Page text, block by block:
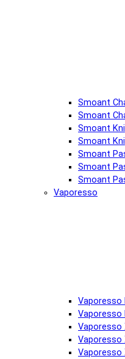
Smoant
Smoant
Smoant
Smoant
Smoant
Smoant
Smoant
Vaporesso
Vaporesso
Vaporesso
Vaporesso
Vaporesso
Vaporesso